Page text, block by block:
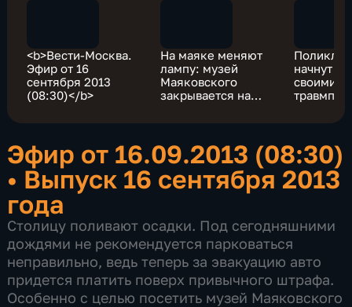
<b>Вести-Москва.
Эфир от 16
сентября 2013
(08:30)</b>
На маяке меняют
лампу: музей
Маяковского
закрывается на
начнут
своими
Эфир от 16.09.2013 (08:30)
• Выпуск 16 сентября 2013
года
Столицу поливают осадки. Под сегодняшними
дождями не рекомендуется парковаться
неправильно, ведь теперь за эвакуацию авто
придется платить поверх привычного штрафа.
Особенно с целью посетить музей Маяковского